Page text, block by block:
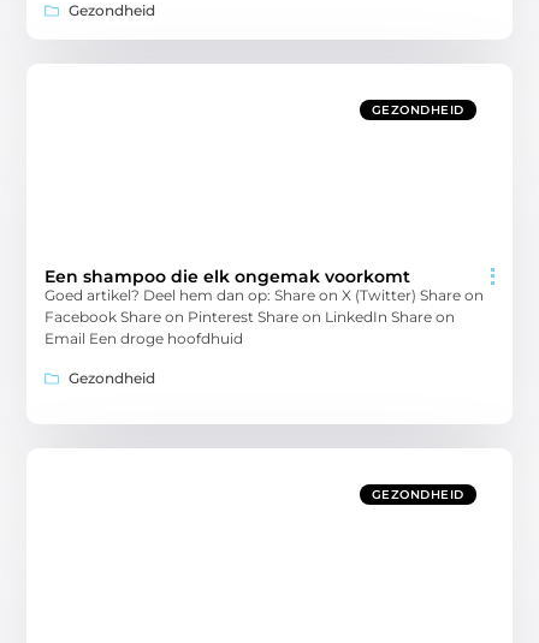
Gezondheid
GEZONDHEID
Een shampoo die elk ongemak voorkomt
Goed artikel? Deel hem dan op: Share on X (Twitter) Share on
Facebook Share on Pinterest Share on LinkedIn Share on
Email Een droge hoofdhuid
Gezondheid
GEZONDHEID